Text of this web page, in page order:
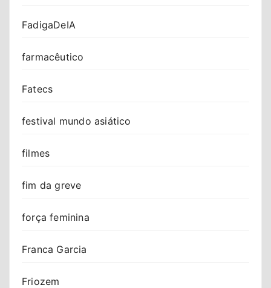
FadigaDeIA
farmacêutico
Fatecs
festival mundo asiático
filmes
fim da greve
força feminina
Franca Garcia
Friozem